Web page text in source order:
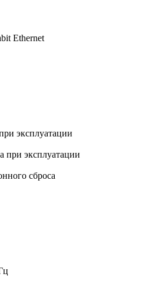
Ethernet
эксплуатации
при эксплуатации
сброса